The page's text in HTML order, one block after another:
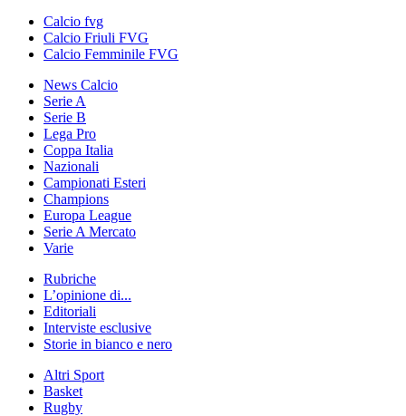
Calcio fvg
Calcio Friuli FVG
Calcio Femminile FVG
News Calcio
Serie A
Serie B
Lega Pro
Coppa Italia
Nazionali
Campionati Esteri
Champions
Europa League
Serie A Mercato
Varie
Rubriche
L’opinione di...
Editoriali
Interviste esclusive
Storie in bianco e nero
Altri Sport
Basket
Rugby